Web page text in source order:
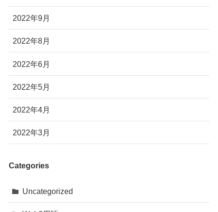
2022年9月
2022年8月
2022年6月
2022年5月
2022年4月
2022年3月
Categories
Uncategorized